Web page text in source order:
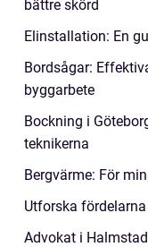
bättre skörd
Elinstallation: En
Bordsågar:
byggarbete
Bockning i
teknikerna
Bergvärme: För
Utforska
Advokat i